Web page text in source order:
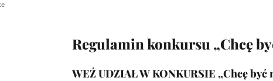
Regulamin konkursu „Chcę
WEŹ UDZIAŁ W KONKURSIE „Chcę